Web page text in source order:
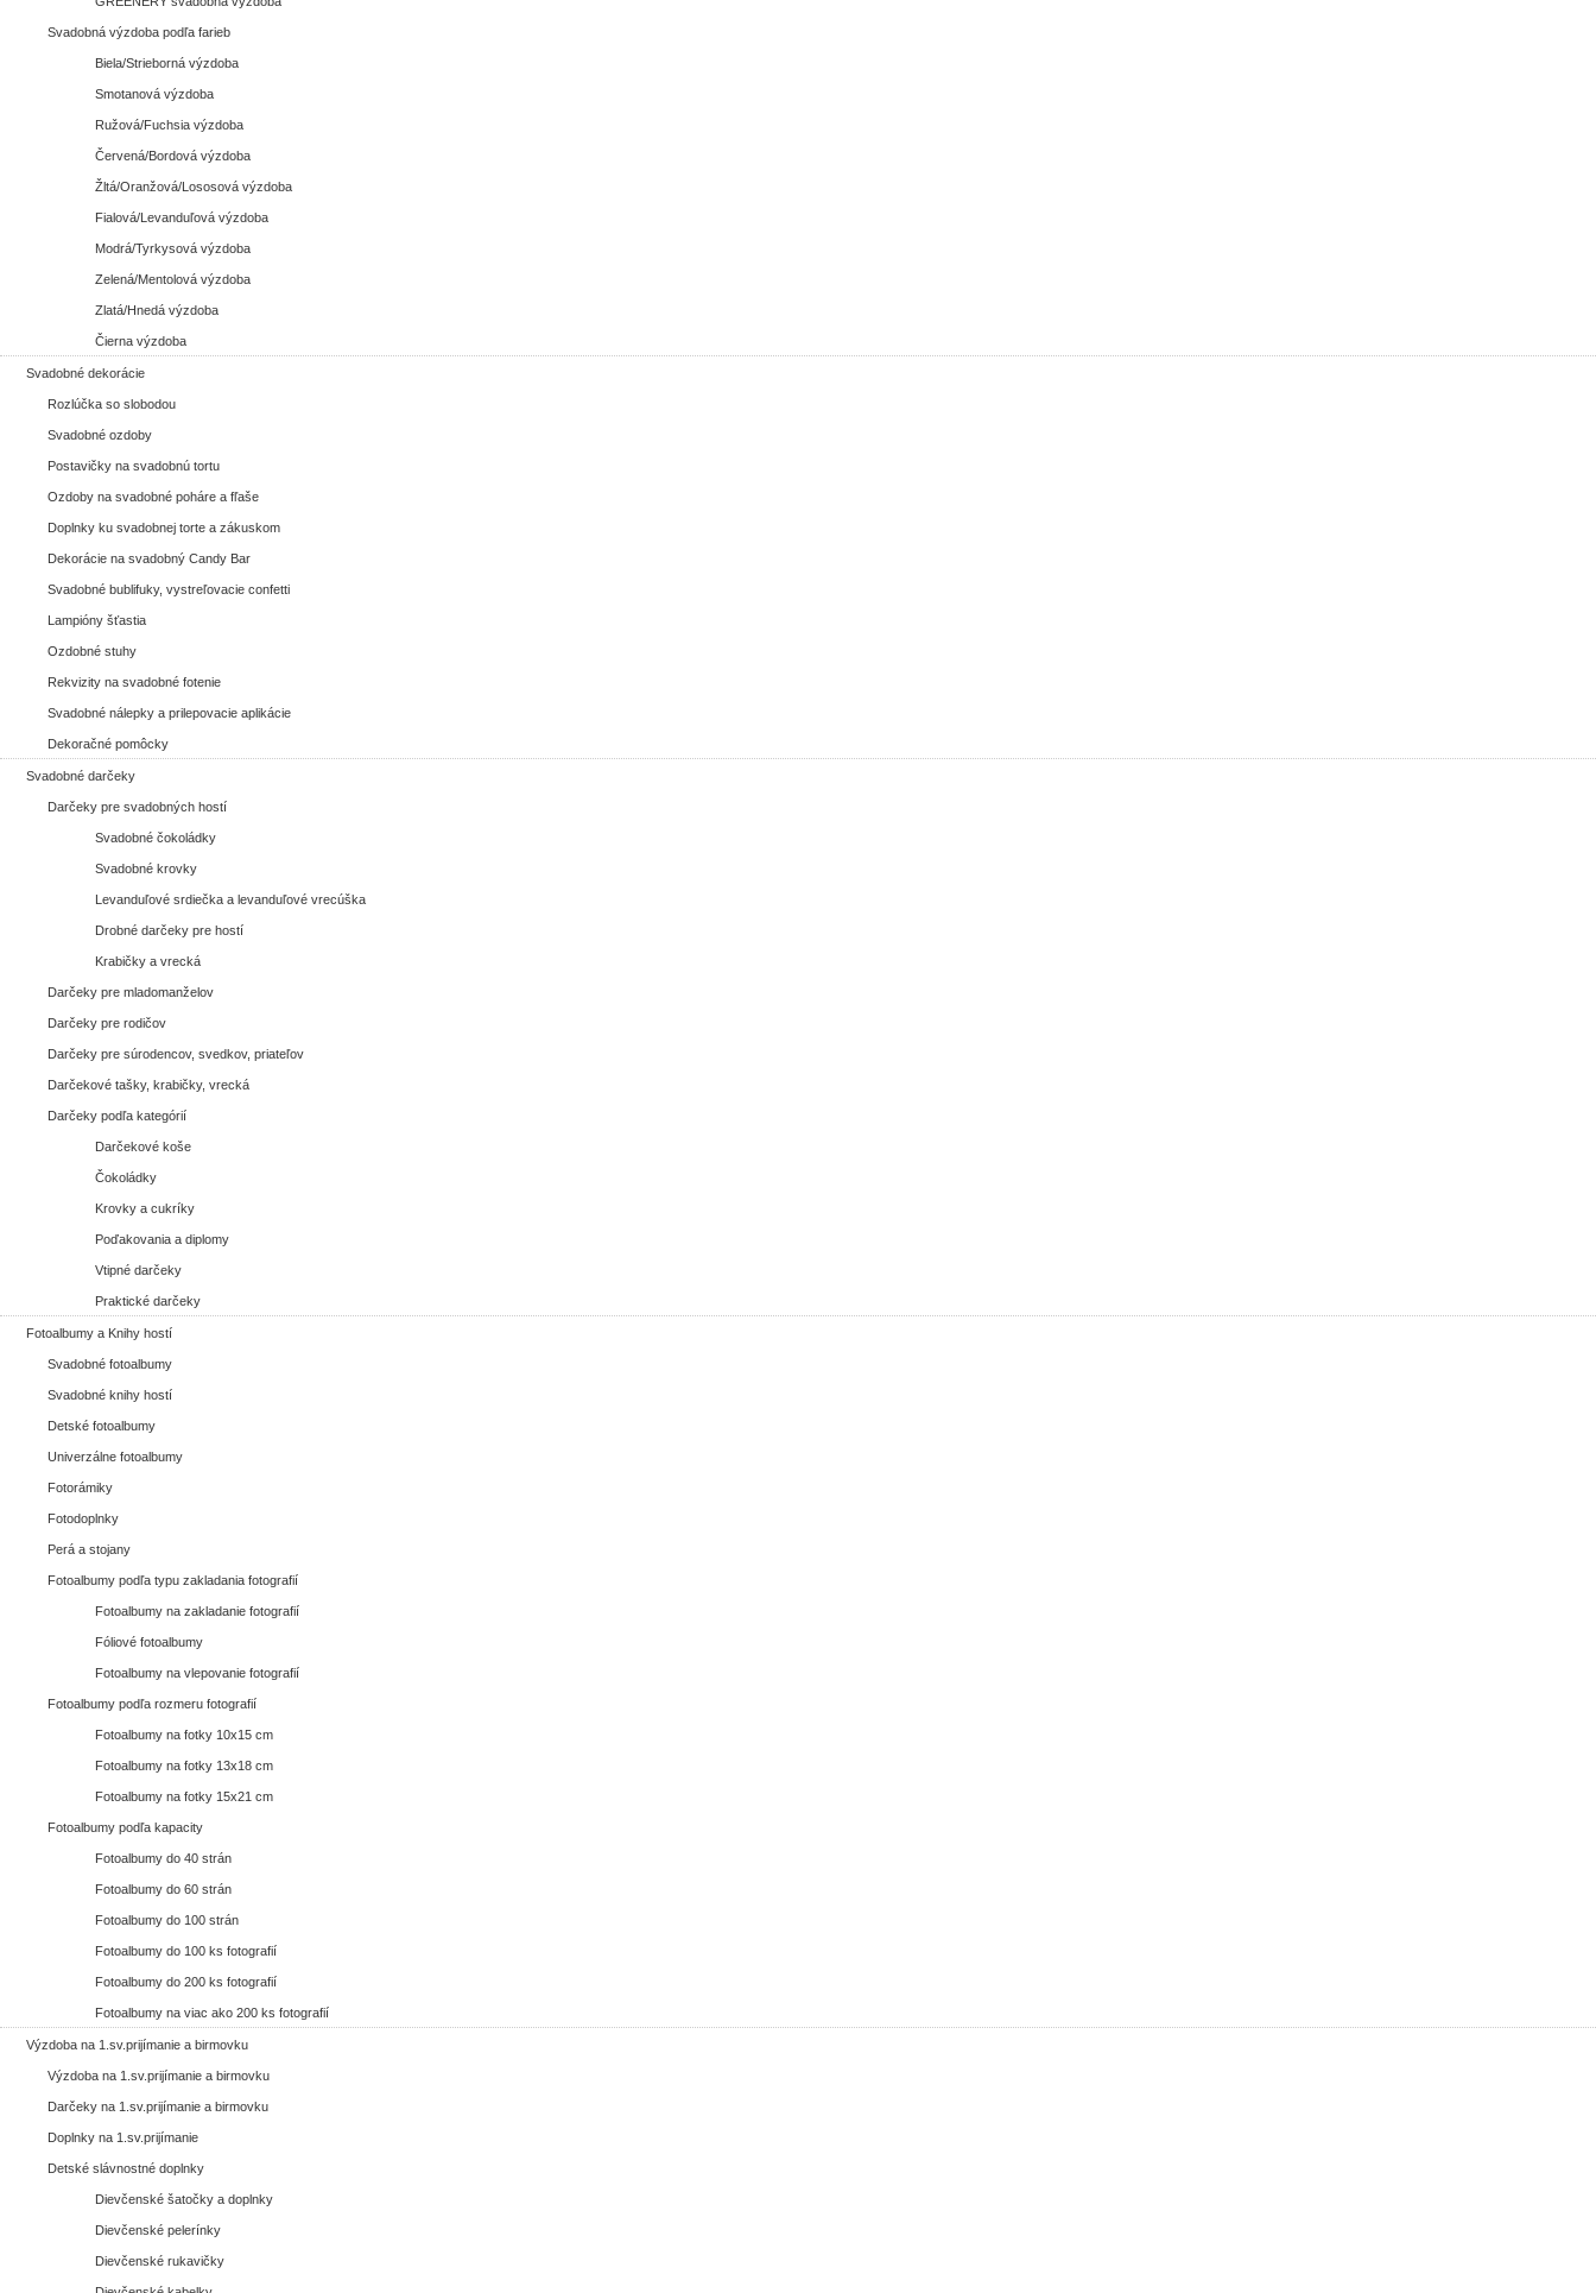
Svadobná výzdoba podľa farieb
Biela/Strieborná výzdoba
Smotanová výzdoba
Ružová/Fuchsia výzdoba
Červená/Bordová výzdoba
Žltá/Oranžová/Lososová výzdoba
Fialová/Levanduľová výzdoba
Modrá/Tyrkysová výzdoba
Zelená/Mentolová výzdoba
Zlatá/Hnedá výzdoba
Čierna výzdoba
Svadobné dekorácie
Rozlúčka so slobodou
Svadobné ozdoby
Postavičky na svadobnú tortu
Ozdoby na svadobné poháre a fľaše
Doplnky ku svadobnej torte a zákuskom
Dekorácie na svadobný Candy Bar
Svadobné bublifuky, vystreľovacie confetti
Lampióny šťastia
Ozdobné stuhy
Rekvizity na svadobné fotenie
Svadobné nálepky a prilepovacie aplikácie
Dekoračné pomôcky
Svadobné darčeky
Darčeky pre svadobných hostí
Svadobné čokoládky
Svadobné krovky
Levanduľové srdiečka a levanduľové vrecúška
Drobné darčeky pre hostí
Krabičky a vrecká
Darčeky pre mladomanželov
Darčeky pre rodičov
Darčeky pre súrodencov, svedkov, priateľov
Darčekové tašky, krabičky, vrecká
Darčeky podľa kategórií
Darčekové koše
Čokoládky
Krovky a cukríky
Poďakovania a diplomy
Vtipné darčeky
Praktické darčeky
Fotoalbumy a Knihy hostí
Svadobné fotoalbumy
Svadobné knihy hostí
Detské fotoalbumy
Univerzálne fotoalbumy
Fotorámiky
Fotodoplnky
Perá a stojany
Fotoalbumy podľa typu zakladania fotografií
Fotoalbumy na zakladanie fotografií
Fóliové fotoalbumy
Fotoalbumy na vlepovanie fotografií
Fotoalbumy podľa rozmeru fotografií
Fotoalbumy na fotky 10x15 cm
Fotoalbumy na fotky 13x18 cm
Fotoalbumy na fotky 15x21 cm
Fotoalbumy podľa kapacity
Fotoalbumy do 40 strán
Fotoalbumy do 60 strán
Fotoalbumy do 100 strán
Fotoalbumy do 100 ks fotografií
Fotoalbumy do 200 ks fotografií
Fotoalbumy na viac ako 200 ks fotografií
Výzdoba na 1.sv.prijímanie a birmovku
Výzdoba na 1.sv.prijímanie a birmovku
Darčeky na 1.sv.prijímanie a birmovku
Doplnky na 1.sv.prijímanie
Detské slávnostné doplnky
Dievčenské šatočky a doplnky
Dievčenské pelerínky
Dievčenské rukavičky